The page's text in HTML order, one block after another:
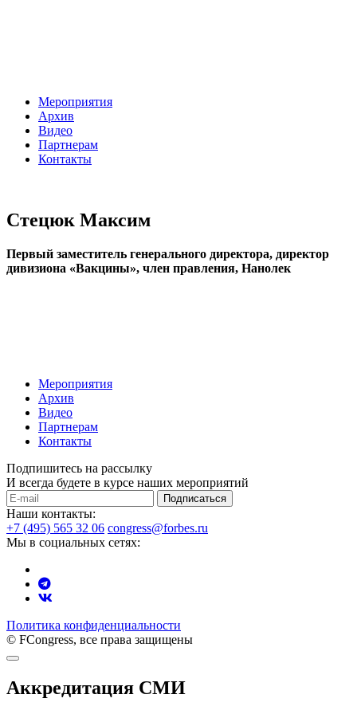
Мероприятия
Архив
Видео
Партнерам
Контакты
Стецюк Максим
Первый заместитель генерального директора, директор
дивизиона «Вакцины», член правления, Нанолек
Мероприятия
Архив
Видео
Партнерам
Контакты
Подпишитесь на рассылку
И всегда будете в курсе наших мероприятий
Подписаться
Наши контакты:
+7 (495) 565 32 06 congress@forbes.ru
Мы в социальных сетях:
Политика конфиденциальности
© FCongress, все права защищены
Аккредитация СМИ